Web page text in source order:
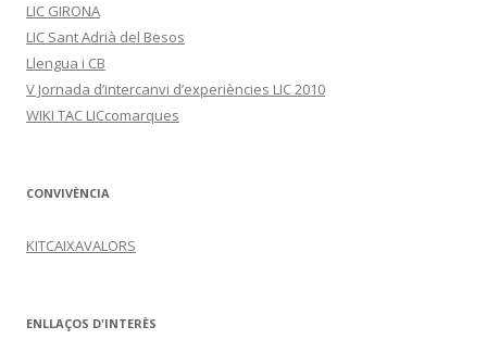
LIC GIRONA
LIC Sant Adrià del Besos
Llengua i CB
V Jornada d’intercanvi d’experiències LIC 2010
WIKI TAC LICcomarques
CONVIVÈNCIA
KITCAIXAVALORS
ENLLAÇOS D'INTERÈS